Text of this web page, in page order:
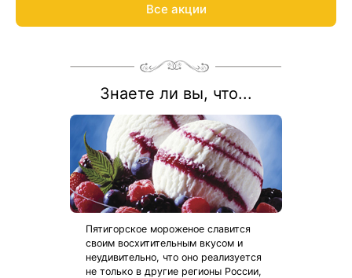
Все акции
Знаете ли вы, что...
Пятигорское мороженое славится
своим восхитительным вкусом и
неудивительно, что оно реализуется
не только в другие регионы России,